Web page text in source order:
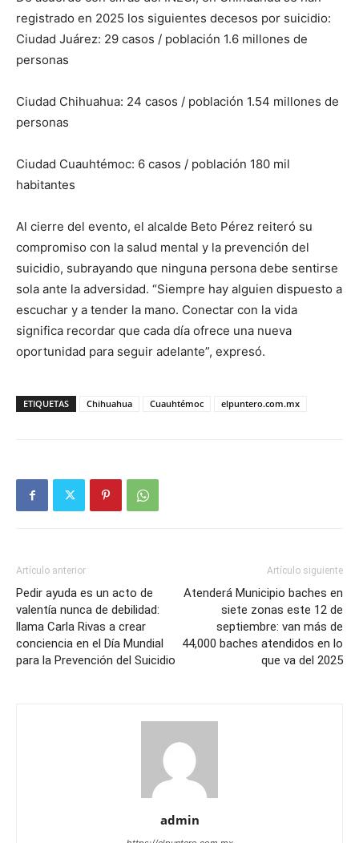
registrado en 2025 los siguientes decesos por suicidio:
Ciudad Juárez: 29 casos / población 1.6 millones de
personas
Ciudad Chihuahua: 24 casos / población 1.54 millones de
personas
Ciudad Cuauhtémoc: 6 casos / población 180 mil
habitantes
Al cierre del evento, el alcalde Beto Pérez reiteró su
compromiso con la salud mental y la prevención del
suicidio, subrayando que ninguna persona debe sentirse
sola ante la adversidad. “Siempre hay alguien dispuesto a
escuchar y a tender la mano. Conectar con la vida
significa recordar que cada día ofrece una nueva
oportunidad para seguir adelante”, expresó.
ETIQUETAS Chihuahua Cuauhtémoc elpuntero.com.mx
Artículo anterior
Pedir ayuda es un acto de
valentía nunca de debilidad:
llama Carla Rivas a crear
conciencia en el Día Mundial
para la Prevención del Suicidio
Artículo siguiente
Atenderá Municipio baches en
siete zonas este 12 de
septiembre: van más de
44,000 baches atendidos en lo
que va del 2025
admin